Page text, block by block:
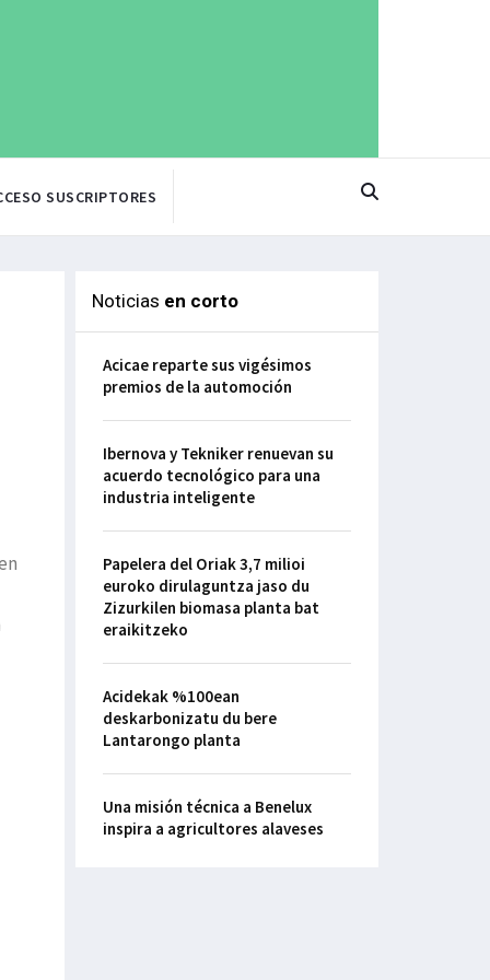
SUSCRIPTORES
Noticias en corto
Acicae reparte sus vigésimos
premios de la automoción
Ibernova y Tekniker renuevan su
acuerdo tecnológico para una
industria inteligente
Papelera del Oriak 3,7 milioi
euroko dirulaguntza jaso du
Zizurkilen biomasa planta bat
eraikitzeko
Acidekak %100ean
deskarbonizatu du bere
Lantarongo planta
Una misión técnica a Benelux
inspira a agricultores alaveses